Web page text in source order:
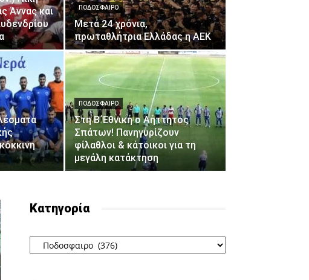
Άννας και
ΠΟΔΟΣΦΑΙΡΟ
Μετά 24 χρόνια,
πρωταθλήτρια Ελλάδας η ΑΕΚ
ΠΟΔΟΣΦΑΙΡΟ
Στη Β΄Εθνική ο Αήττητος
Σπάτων! Πανηγυρίζουν
φίλαθλοι & κάτοικοι για τη
μεγάλη κατάκτηση
Κατηγορία
Κατηγορία